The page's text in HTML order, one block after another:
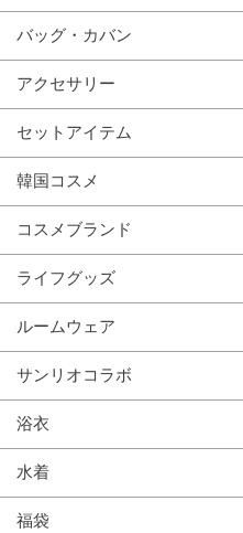
バッグ・カバン
アクセサリー
セットアイテム
韓国コスメ
コスメブランド
ライフグッズ
ルームウェア
サンリオコラボ
浴衣
水着
福袋